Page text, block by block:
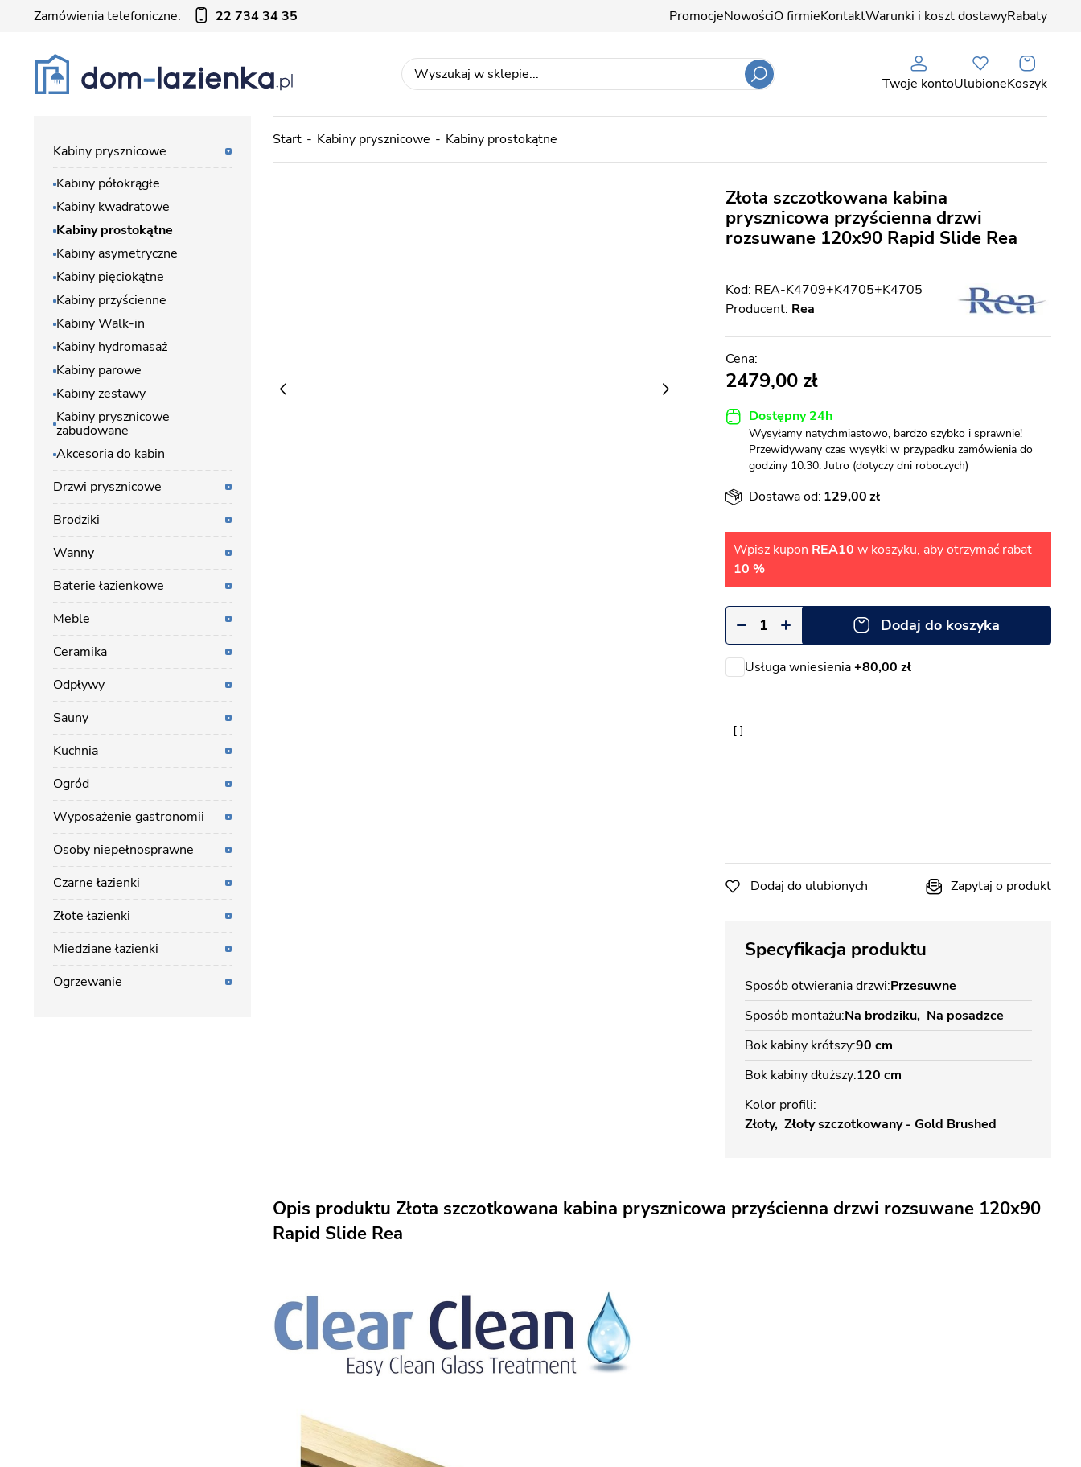
Zamówienia telefoniczne: 22 734 34 35 PromocjeNowościO firmieKontaktWarunki i koszt dostawyRabaty
Twoje kontoUlubioneKoszyk
Start Kabiny prysznicowe Kabiny prostokątne
Złota szczotkowana kabina
prysznicowa przyścienna drzwi
rozsuwane 120x90 Rapid Slide Rea
REA-K4709+K4705+K4705
Producent: Rea
2479,00
Dostępny 24h
Wysyłamy natychmiastowo, bardzo szybko i sprawnie!
Przewidywany czas wysyłki w przypadku zamówienia do
godziny 10:30: Jutro (dotyczy dni roboczych)
Dostawa od: 129,00
Wpisz kupon REA10 w koszyku, aby otrzymać rabat
10 %
Dodaj do koszyka
Usługa wniesienia+80,00 zł
Dodaj do ulubionych Zapytaj o produkt
Specyfikacja produktu
Sposób otwierania drzwi Przesuwne
Sposób montażu Na brodziku Na posadzce
Bok kabiny krótszy90 cm
Bok kabiny dłuższy 120 cm
Kolor profili
Złoty Złoty szczotkowany - Gold Brushed
Opis produktu Złota szczotkowana kabina prysznicowa przyścienna drzwi rozsuwane 120x90
Rapid Slide Rea
Kabiny prysznicowe
Kabiny półokrągłe
Kabiny kwadratowe
Kabiny prostokątne
Kabiny asymetryczne
Kabiny pięciokątne
Kabiny przyścienne
Kabiny Walk-in
Kabiny hydromasaż
Kabiny parowe
Kabiny zestawy
Kabiny prysznicowe
zabudowane
Akcesoria do kabin
Drzwi prysznicowe
Brodziki
Wanny
Baterie łazienkowe
Meble
Ceramika
Odpływy
Sauny
Kuchnia
Ogród
Wyposażenie gastronomii
Osoby niepełnosprawne
Czarne łazienki
Złote łazienki
Miedziane łazienki
Ogrzewanie